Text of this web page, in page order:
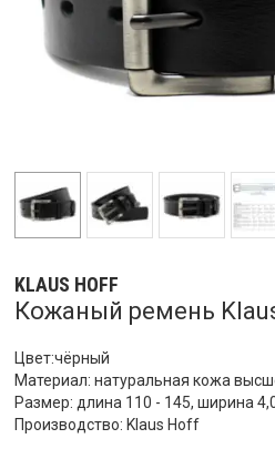
KLAUS HOFF
Кожаный ремень
Цвет:чёрный
Материал: натуральная кожа
Размер: длина 110 - 145, ширина
Производство: Klaus Hoff